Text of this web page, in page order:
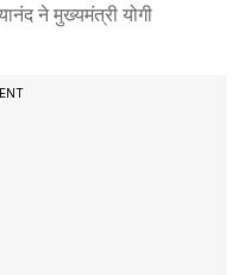
ने मुख्यमंत्री योगी